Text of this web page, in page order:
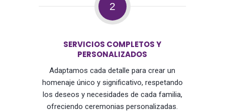
2
SERVICIOS COMPLETOS Y
PERSONALIZADOS
Adaptamos cada detalle para crear un
homenaje único y significativo, respetando
los deseos y necesidades de cada familia,
ofreciendo ceremonias personalizadas.